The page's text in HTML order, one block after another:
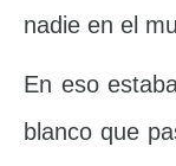
nadie en el
En eso
blanco que